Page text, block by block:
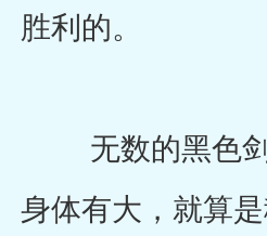
胜利的。
无数的黑色剑
身体有大，就算